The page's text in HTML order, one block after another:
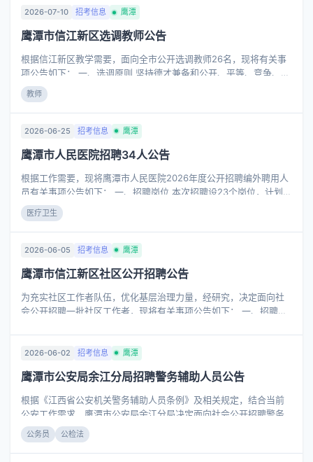
卫生专业人才40名，具体招聘岗位详见附件1。 序号 招聘单位 岗位
师 骨科学（专硕105113 ） 3 硕士研究生及以上学历，硕士及以上
学位，具有执业医师及以上资格，38周岁及以下 人民医院院区1
人，二院院区2人 2
2026-07-10 招考信息 鹰潭
鹰潭市信江新区选调教师公告
根据信江新区教学需要，面向全市公开选调教师26名，现将有关事
项公告如下： 一、选调原则 坚持德才兼备和公开、平等、竞争、择
优的原则。 二、选调岗位与人数(详见附件4：2026年信江新区选调
教师岗位信息表) 三、选调范围及条件 (一)选调范围 选调对象为全
市由财政全额拨款在编在岗教师(鹰潭市直所属教师不在选调范围)。
(二)选调条件 1.具备良好的政治素质，遵纪守法，品行端正，爱岗敬
教师
2026-06-25 招考信息 鹰潭
鹰潭市人民医院招聘34人公告
根据工作需要，现将鹰潭市人民医院2026年度公开招聘编外聘用人
员有关事项公告如下： 一、招聘岗位 本次招聘设23个岗位，计划招
聘人员34名，具体招聘岗位及要求详见《鹰潭市人民医院2026年度
公开招聘编外聘用人员岗位表》(附件1)。 二、招聘条件和要求 (一)
报考人员须具备下列条件 1.具有中华人民共和国国籍; 2.遵守宪法和
法律，拥护中国共产党的领导和社会主义制度; 3.具有良好的政治素
求、身体条件和心理素质; 5.具备招聘岗位所要求的其他资格条件。
医疗卫生
2026-06-05 招考信息 鹰潭
鹰潭市信江新区社区公开招聘公告
为充实社区工作者队伍，优化基层治理力量，经研究，决定面向社
会公开招聘一批社区工作者，现将有关事项公告如下： 一、招聘名
者方可报名：1.具有信江新区户籍(2025年12月31日前迁入);2.本
人、配偶、父母任意一方已在信江新区购房的居民;3.在信江新区机
工作经历证明。 (二)年龄38周岁以下(1988年1月1日以后出生);具有
大学专科及以上学历;获得《社会工作者职业资格证书》人员、退役
军人、有2年以上行政事业单位或村(社区)工作经历者，年龄可放宽
2026-06-02 招考信息 鹰潭
鹰潭市公安局余江分局招聘警务辅助人员公告
根据《江西省公安机关警务辅助人员条例》及相关规定，结合当前
公安工作需求，鹰潭市公安局余江分局决定面向社会公开招聘警务
辅助人员(以下简称“辅警”)，现将有关事项公告如下： 一、招聘人数
及岗位 此次计划招聘辅警8名，具体招聘职位、人数、资格条件等
详见《2026年鹰潭市公安局余江分局公开招聘警务辅助人员职位
公务员 公检法